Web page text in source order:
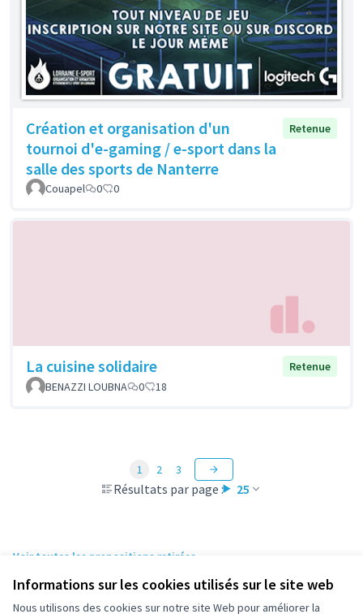
Informations sur les cookies utilisés sur le site web
Nous utilisons des cookies sur notre site Web pour améliorer la
Création et organisation d'un
tournoi d'e-gaming / e-sport dans la
salle des sports de Nanterre
Retenue
Couapel 0 0
La cuisine solidaire
Retenue
BENAZZI LOUBNA
0 18
Résultats par page : 25
1 2 3
Voir toutes les propositions retirées
Conditions d'utilisation